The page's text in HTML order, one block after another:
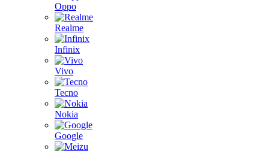
Oppo
Realme
Infinix
Vivo
Tecno
Nokia
Google